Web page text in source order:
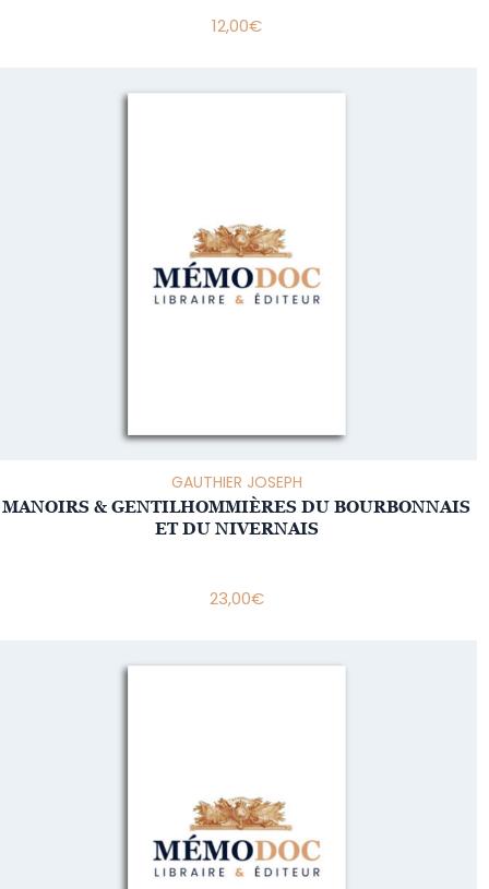
12,00€
GAUTHIER JOSEPH
MANOIRS & GENTILHOMMIÈRES DU BOURBONNAIS
ET DU NIVERNAIS
23,00€